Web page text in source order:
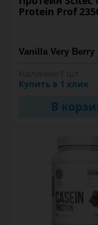
Protein Prof
Купить в 1 клик
В